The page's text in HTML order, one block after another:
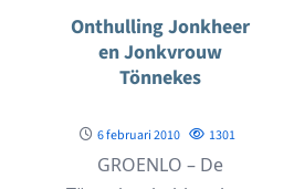
Onthulling Jonkheer
en Jonkvrouw
Tönnekes
6 februari 2010 1301
GROENLO – De